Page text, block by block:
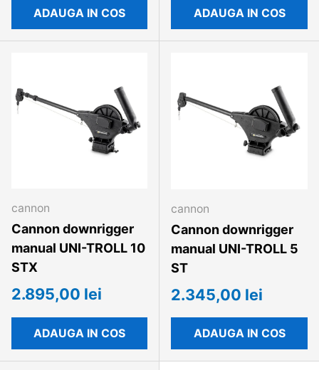
ADAUGA IN COS ADAUGA IN COS
cannon
Cannon downrigger
manual UNI-TROLL 10
STX
2.895,00 lei
ADAUGA IN COS
cannon
Cannon downrigger
manual UNI-TROLL 5
ST
2.345,00 lei
ADAUGA IN COS